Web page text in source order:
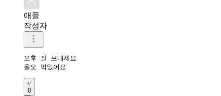
애플
작성자
오후 잘 보내세요
올오 먹었어요
0